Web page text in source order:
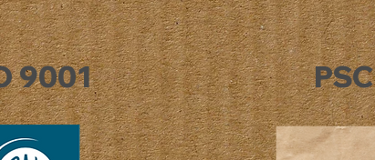
9001 PSC